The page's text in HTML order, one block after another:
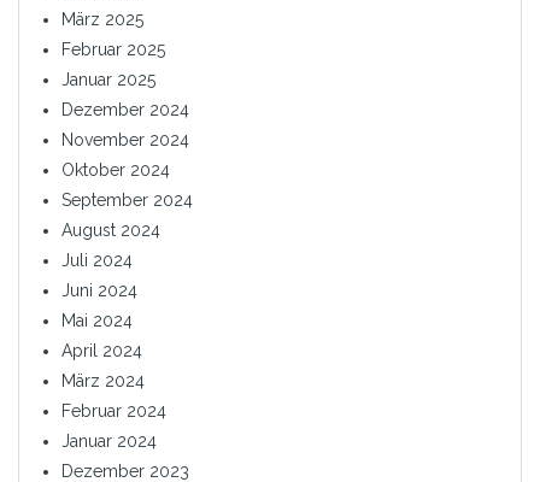
März 2025
Februar 2025
Januar 2025
Dezember 2024
November 2024
Oktober 2024
September 2024
August 2024
Juli 2024
Juni 2024
Mai 2024
April 2024
März 2024
Februar 2024
Januar 2024
Dezember 2023